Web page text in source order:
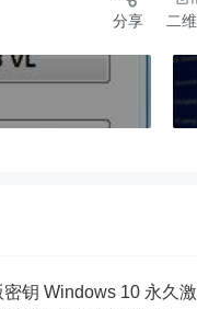
分享 二
钥 Windows 10 永久